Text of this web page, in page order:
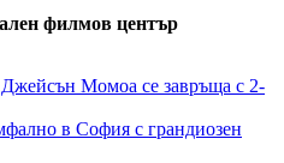
филмов център
Момоа се завръща с 2-
в София с грандиозен